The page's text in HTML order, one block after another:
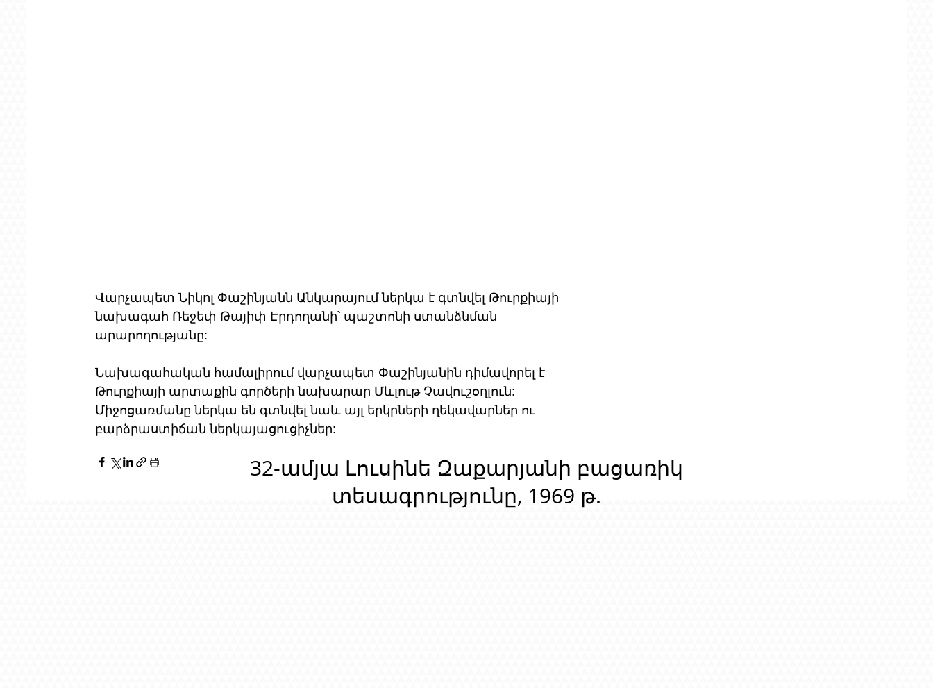
Վարչապետ Նիկոլ Փաշինյանն Անկարայում ներկա է գտնվել Թուրքիայի
նախագահ Ռեջեփ Թայիփ Էրդողանի՝ պաշտոնի ստանձնման
արարողությանը:
Նախագահական համալիրում վարչապետ Փաշինյանին դիմավորել է
Թուրքիայի արտաքին գործերի նախարար Մևլութ Չավուշօղլուն:
Միջոցառմանը ներկա են գտնվել նաև այլ երկրների ղեկավարներ ու
բարձրաստիճան ներկայացուցիչներ:
32-ամյա Լուսինե Զաքարյանի բացառիկ
տեսագրությունը, 1969 թ.